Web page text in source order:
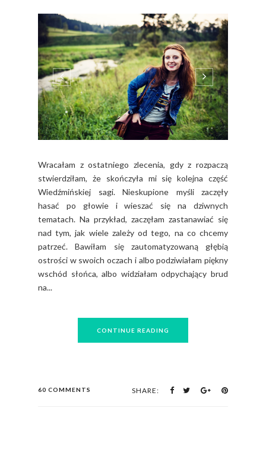
Wracałam z ostatniego zlecenia, gdy z rozpaczą
stwierdziłam, że skończyła mi się kolejna część
Wiedźmińskiej sagi. Nieskupione myśli zaczęły
hasać po głowie i wieszać się na dziwnych
tematach. Na przykład, zaczęłam zastanawiać się
nad tym, jak wiele zależy od tego, na co chcemy
patrzeć. Bawiłam się zautomatyzowaną głębią
ostrości w swoich oczach i albo podziwiałam piękny
wschód słońca, albo widziałam odpychający brud
na...
CONTINUE READING
60 COMMENTS SHARE: